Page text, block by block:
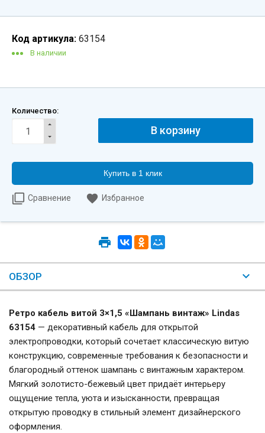
Код артикула: 63154
В наличии
Количество:
Купить в 1 клик
Сравнение Избранное
ОБЗОР
Ретро кабель витой 3×1,5 «Шампань винтаж» Lindas
63154 — декоративный кабель для открытой
электропроводки, который сочетает классическую витую
конструкцию, современные требования к безопасности и
благородный оттенок шампань с винтажным характером.
Мягкий золотисто-бежевый цвет придаёт интерьеру
ощущение тепла, уюта и изысканности, превращая
открытую проводку в стильный элемент дизайнерского
оформления.